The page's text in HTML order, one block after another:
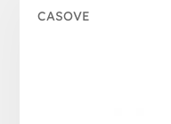
CASOVE